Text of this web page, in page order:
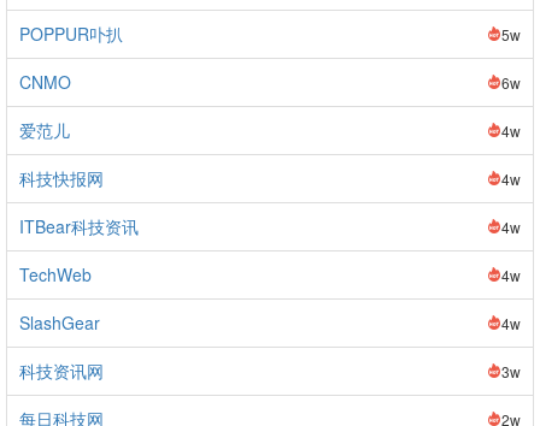
POPPUR卟扒 5w
CNMO 6w
爱范儿 4w
科技快报网 4w
ITBear科技资讯 4w
TechWeb 4w
SlashGear 4w
科技资讯网 3w
每日科技网 2w